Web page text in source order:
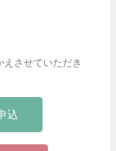
させていただき
込